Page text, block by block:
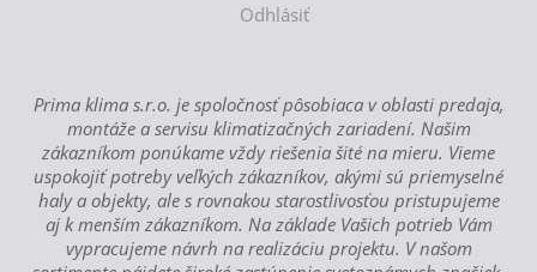
Odhlásiť
Prima klima s.r.o. je spoločnosť pôsobiaca v oblasti predaja,
montáže a servisu klimatizačných zariadení. Našim
zákazníkom ponúkame vždy riešenia šité na mieru. Vieme
uspokojiť potreby veľkých zákazníkov, akými sú priemyselné
haly a objekty, ale s rovnakou starostlivosťou pristupujeme
aj k menším zákazníkom. Na základe Vašich potrieb Vám
vypracujeme návrh na realizáciu projektu. V našom